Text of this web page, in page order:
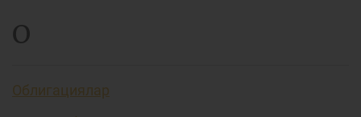
О
Облигациялар